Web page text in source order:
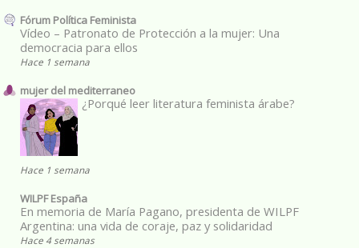
Fórum Política Feminista
Vídeo – Patronato de Protección a la mujer: Una
democracia para ellos
Hace 1 semana
mujer del mediterraneo
¿Porqué leer literatura feminista árabe?
Hace 1 semana
WILPF España
En memoria de María Pagano, presidenta de WILPF
Argentina: una vida de coraje, paz y solidaridad
Hace 4 semanas